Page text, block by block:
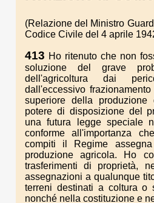
(Relazione del Ministro
Codice Civile del 4 aprile
413 Ho ritenuto che non
soluzione del grave
dell'agricoltura dai
dall'eccessivo
superiore della
potere di disposizione del
una futura legge speciale
conforme all'importanza
compiti il Regime
produzione agricola. Ho
trasferimenti di proprietà,
assegnazioni a qualunque
terreni destinati a coltura o
nonché nella costituzione e